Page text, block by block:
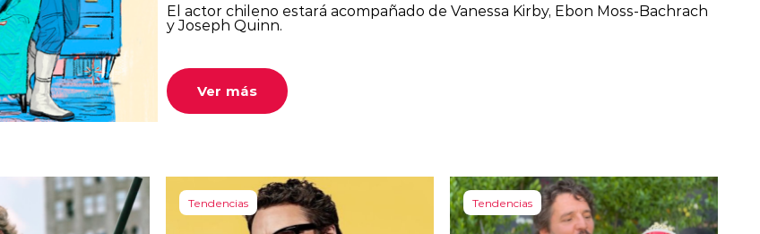
El actor chileno estará acompañado de Vanessa Kirby, Ebon Moss-Bachrach
y Joseph Quinn.
Ver más
Tendencias Tendencias